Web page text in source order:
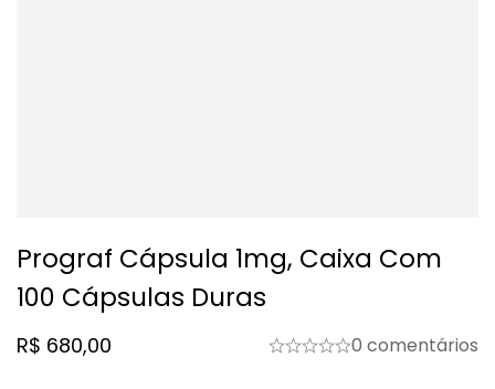
Prograf Cápsula 1mg, Caixa Com
100 Cápsulas Duras
R$ 680,00 0 comentários